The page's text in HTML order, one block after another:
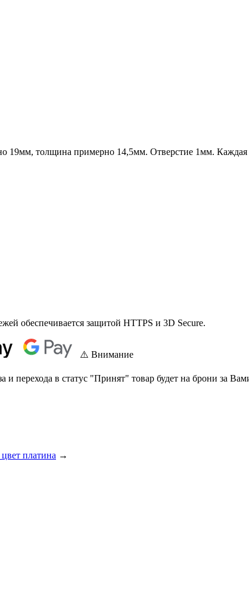
19мм, толщина примерно 14,5мм. Отверстие 1мм. Каждая
обеспечивается защитой HTTPS и 3D Secure.
⚠️ Внимание
перехода в статус "Принят" товар будет на брони за
платина →